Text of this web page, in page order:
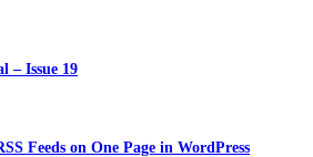
– Issue 19
Feeds on One Page in WordPress